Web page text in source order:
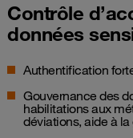
Contrôle
données
Authentification
Gouvernance des
habilitations aux
déviations, aide à